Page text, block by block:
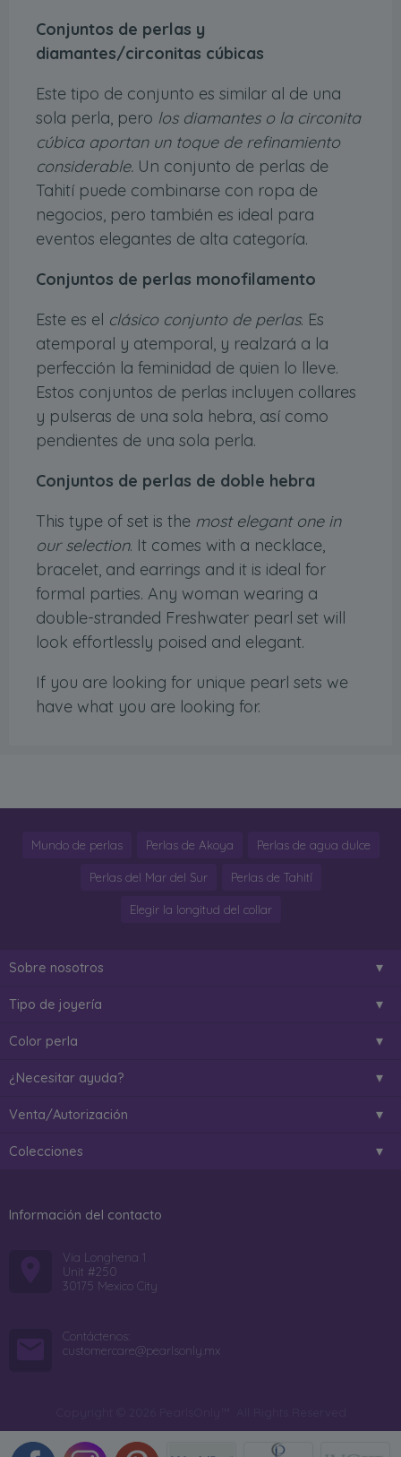
Conjuntos de perlas y
diamantes/circonitas cúbicas
Este tipo de conjunto es similar al de una
sola perla, pero los diamantes o la circonita
cúbica aportan un toque de refinamiento
considerable. Un conjunto de perlas de
Tahití puede combinarse con ropa de
negocios, pero también es ideal para
eventos elegantes de alta categoría.
Conjuntos de perlas monofilamento
Este es el clásico conjunto de perlas. Es
atemporal y atemporal, y realzará a la
perfección la feminidad de quien lo lleve.
Estos conjuntos de perlas incluyen collares
y pulseras de una sola hebra, así como
pendientes de una sola perla.
Conjuntos de perlas de doble hebra
This type of set is the most elegant one in
our selection. It comes with a necklace,
bracelet, and earrings and it is ideal for
formal parties. Any woman wearing a
double-stranded Freshwater pearl set will
look effortlessly poised and elegant.
If you are looking for unique pearl sets we
have what you are looking for.
Mundo de perlas Perlas de Akoya Perlas de agua dulce
Perlas del Mar del Sur Perlas de Tahití
Elegir la longitud del collar
Sobre nosotros
Tipo de joyería
Color perla
¿Necesitar ayuda?
Venta/Autorización
Colecciones
Información del contacto
Via Longhena 1
Unit #250
30175 Mexico City
Contáctenos:
customercare@pearlsonly.mx